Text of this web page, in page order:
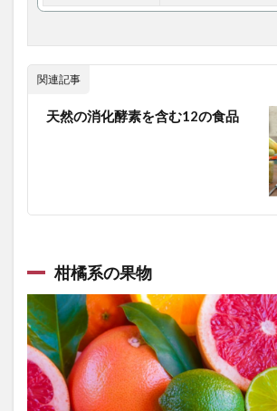
指数関数的成長
探検者
探究心 探索木
探索
接近覚醒行
摂食障
政権交代
政治思想 政治献金
敗因分析
教師あり学習
数学
数学的思考力
文化教育
文化的インテリジェンス
文字認識AI
文福茶釜
文章要約 斉藤勇
断食の心得
断食中の食べ物
断食
断食道場
新しい休み方 新シャー
関連記事
天然の消化酵素を含む12の食品
柑橘系の果物